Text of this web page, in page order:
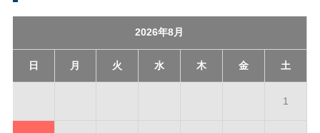
2026年8月
日 月 火 水 木 金 土
1